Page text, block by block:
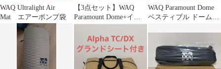
WAQ Ultralight Air
Mat エアーポンプ袋
【3点セット】WAQ
Paramount Dome+イン
ナーテント+ベスティブ
WAQ Paramount Dome
ベスティブル ドームテ